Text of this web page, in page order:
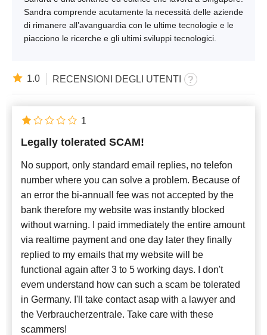
Sandra comprende acutamente la necessità delle aziende
di rimanere all’avanguardia con le ultime tecnologie e le
piacciono le ricerche e gli ultimi sviluppi tecnologici.
1.0 RECENSIONI DEGLI UTENTI
Legally tolerated SCAM!
No support, only standard email replies, no telefon
number where you can solve a problem. Because of
an error the bi-annuall fee was not accepted by the
bank therefore my website was instantly blocked
without warning. I paid immediately the entire amount
via realtime payment and one day later they finally
replied to my emails that my website will be
functional again after 3 to 5 working days. I don't
evem understand how can such a scam be tolerated
in Germany. I'll take contact asap with a lawyer and
the Verbraucherzentrale. Take care with these
scammers!
1